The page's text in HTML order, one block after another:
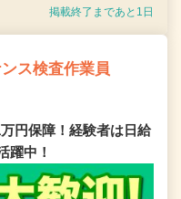
掲載終了まであと1日
ス検査作業員
円保障！経験者は日給
躍中！